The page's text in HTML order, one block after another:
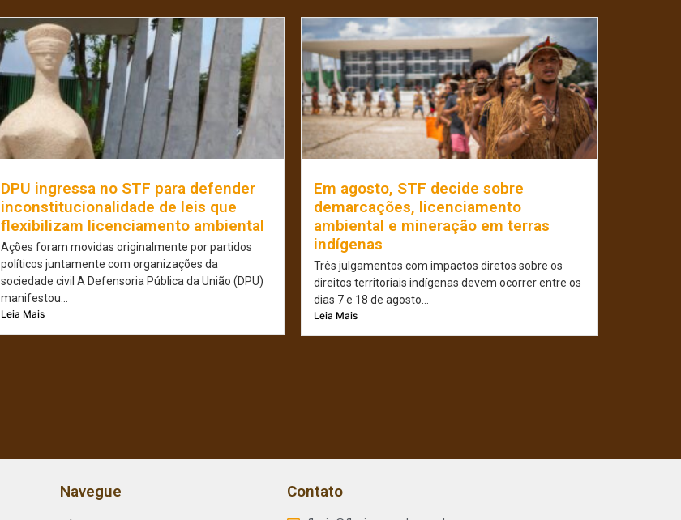
DPU ingressa no STF para defender
inconstitucionalidade de leis que
flexibilizam licenciamento ambiental
Ações foram movidas originalmente por partidos
políticos juntamente com organizações da
sociedade civil A Defensoria Pública da União (DPU)
manifestou...
Leia Mais
Em agosto, STF decide sobre
demarcações, licenciamento
ambiental e mineração em terras
indígenas
Três julgamentos com impactos diretos sobre os
direitos territoriais indígenas devem ocorrer entre os
dias 7 e 18 de agosto...
Leia Mais
Navegue Contato